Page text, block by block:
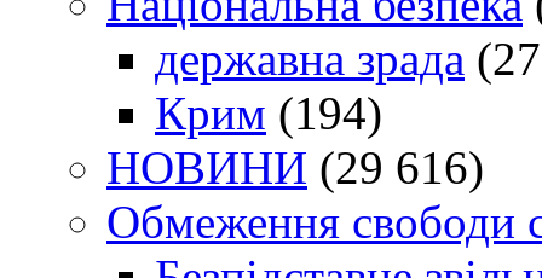
державна зрада
Крим (194)
НОВИНИ (29 616)
Обмеження свободи